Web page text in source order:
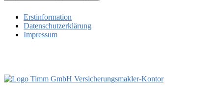
Erstinformation
Datenschutzerklärung
Impressum